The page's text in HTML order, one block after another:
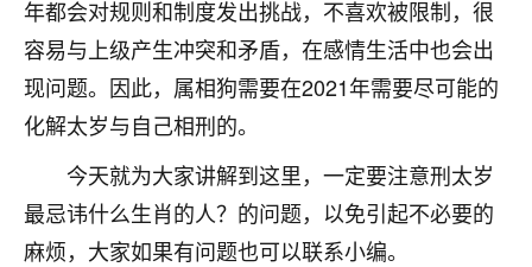
年都会对规则和制度发出挑战，不喜欢被限制，很
容易与上级产生冲突和矛盾，在感情生活中也会出
现问题。因此，属相狗需要在2021年需要尽可能的
化解太岁与自己相刑的。
今天就为大家讲解到这里，一定要注意刑太岁
最忌讳什么生肖的人？的问题，以免引起不必要的
麻烦，大家如果有问题也可以联系小编。